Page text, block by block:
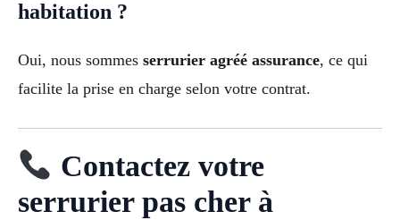
habitation ?
Oui, nous sommes serrurier agréé assurance, ce qui
facilite la prise en charge selon votre contrat.
Contactez votre
serrurier pas cher à